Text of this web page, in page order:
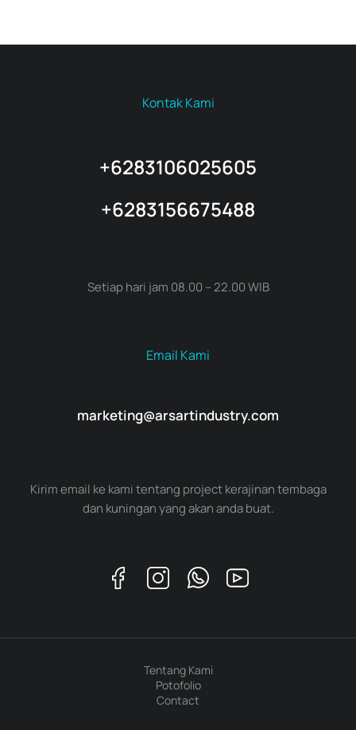
Kontak Kami
+6283106025605
+6283156675488
Setiap hari jam 08.00 – 22.00 WIB
Email Kami
marketing@arsartindustry.com
Kirim email ke kami tentang project kerajinan tembaga
dan kuningan yang akan anda buat.
Tentang Kami
Potofolio
Contact